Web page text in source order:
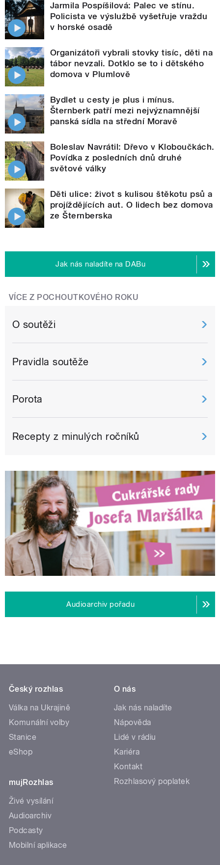
Jarmila Pospíšilová: Palec ve stínu.
Policista ve výslužbě vyšetřuje vraždu
v horské osadě
Organizátoři vybrali stovky tisíc, děti na
tábor nevzali. Dotklo se to i dětského
domova v Plumlově
Bydlet u cesty je plus i mínus.
Šternberk patří mezi nejvýznamnější
panská sídla na střední Moravě
Boleslav Navrátil: Dřevo v Kloboučkách.
Povídka z posledních dnů druhé
světové války
Děti ulice: život s kulisou štěkotu psů a
projíždějících aut. O lidech bez domova
ze Šternberska
Jak nás naladíte na DABu
VÍCE Z POCHOUTKOVÉHO ROKU
O soutěži
Pravidla soutěže
Porota
Recepty z minulých ročníků
Audioarchiv pořadu
Český rozhlas
Válka na Ukrajině
Komunální volby
Stanice
eShop
mujRozhlas
Živé vysílání
Audioarchiv
Podcasty
Mobilní aplikace
O nás
Jak nás naladíte
Nápověda
Lidé v rádiu
Kariéra
Kontakt
Rozhlasový poplatek